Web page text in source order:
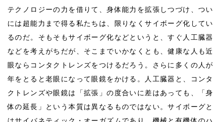
テクノロジーの力を借りて、身体能力を拡張しつづけ、つい
には超能力まで得る私たちは、限りなくサイボーグ化してい
るのだ。そもそもサイボーグ化などというと、すぐ人工臓器
などを考えがちだが、そこまでいかなくとも、健康な人も近
眼ならコンタクトレンズをつけるだろう。さらに多くの人が
年をとると老眼になって眼鏡をかける。人工臓器と、コンタ
クトレンズや眼鏡は「拡張」の度合いに差はあっても、「身
体の延長」という本質は異なるものではない。サイボーグと